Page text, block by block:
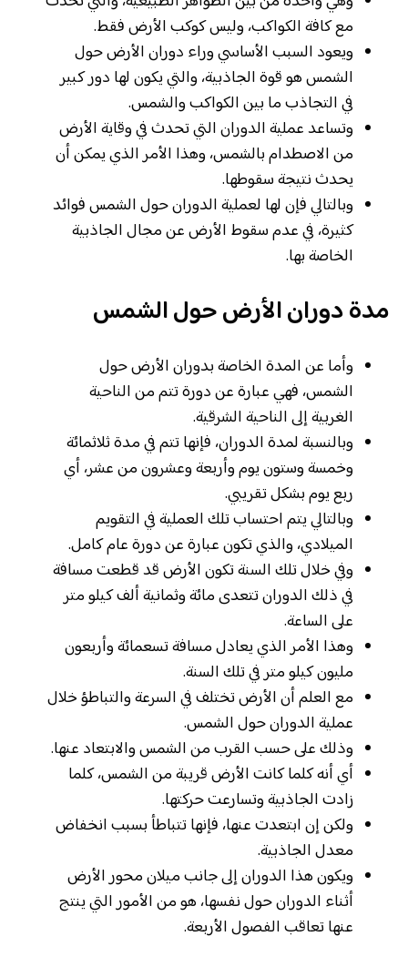
مع كافة الكواكب، وليس كوكب الأرض فقط.
ويعود السبب الأساسي وراء دوران الأرض حول
الشمس هو قوة الجاذبية، والتي يكون لها دور كبير
في التجاذب ما بين الكواكب والشمس.
وتساعد عملية الدوران التي تحدث في وقاية الأرض
من الاصطدام بالشمس، وهذا الأمر الذي يمكن أن
يحدث نتيجة سقوطها.
وبالتالي فإن لها لعملية الدوران حول الشمس فوائد
كثيرة، في عدم سقوط الأرض عن مجال الجاذبية
الخاصة بها.
مدة دوران الأرض حول الشمس
وأما عن المدة الخاصة بدوران الأرض حول
الشمس، فهي عبارة عن دورة تتم من الناحية
الغربية إلى الناحية الشرقية.
وبالنسبة لمدة الدوران، فإنها تتم في مدة ثلاثمائة
وخمسة وستون يوم وأربعة وعشرون من عشر، أي
ربع يوم بشكل تقريبي.
وبالتالي يتم احتساب تلك العملية في التقويم
الميلادي، والذي تكون عبارة عن دورة عام كامل.
وفي خلال تلك السنة تكون الأرض قد قطعت مسافة
في ذلك الدوران تتعدى مائة وثمانية ألف كيلو متر
على الساعة.
وهذا الأمر الذي يعادل مسافة تسعمائة وأربعون
مليون كيلو متر في تلك السنة.
مع العلم أن الأرض تختلف في السرعة والتباطؤ خلال
عملية الدوران حول الشمس.
وذلك على حسب القرب من الشمس والابتعاد عنها.
أي أنه كلما كانت الأرض قريبة من الشمس، كلما
زادت الجاذبية وتسارعت حركتها.
ولكن إن ابتعدت عنها، فإنها تتباطأ بسبب انخفاض
معدل الجاذبية.
ويكون هذا الدوران إلى جانب ميلان محور الأرض
أثناء الدوران حول نفسها، هو من الأمور التي ينتج
عنها تعاقب الفصول الأربعة.